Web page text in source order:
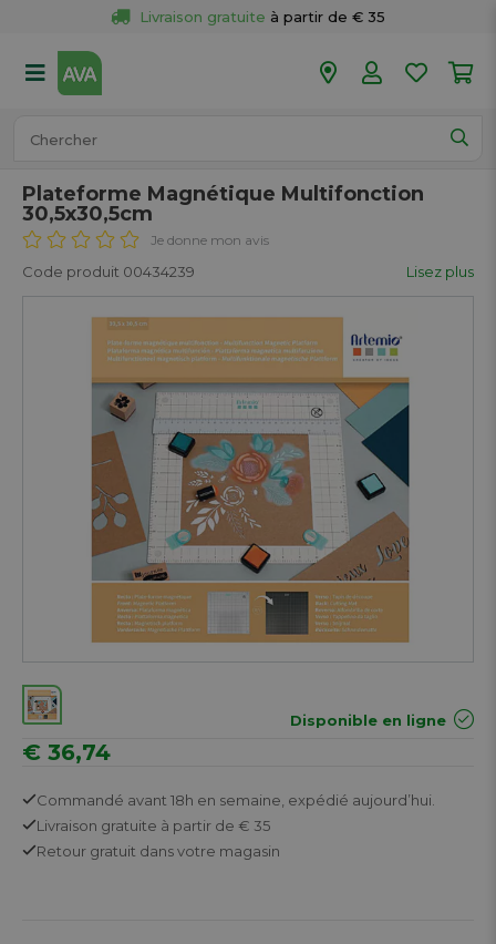
Livraison gratuite à partir de € 35
50 magasins
Plateforme Magnétique Multifonction
30,5x30,5cm
Je donne mon avis
Code produit 00434239 Lisez plus
Disponible en ligne
€ 36,74
Commandé avant 18h en semaine, expédié aujourd’hui.
Livraison gratuite à partir de € 35
Retour gratuit dans votre magasin